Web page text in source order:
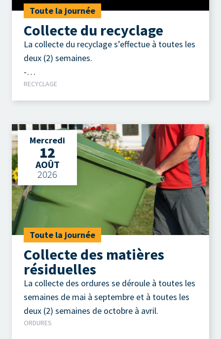
Toute la journée
Collecte du recyclage
La collecte du recyclage s’effectue à toutes les
deux (2) semaines.
-
Contenants, emballages, imprimés.
RECYCLAGE
Mercredi
12
AOÛT
2026
Toute la journée
Collecte des matières
résiduelles
La collecte des ordures se déroule à toutes les
semaines de mai à septembre et à toutes les
deux (2) semaines de octobre à avril.
ORDURES